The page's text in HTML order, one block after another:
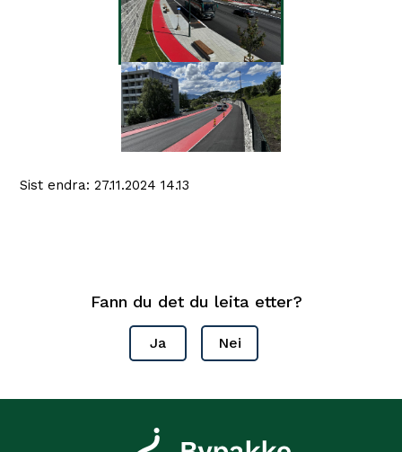
Sist endra 27.11.2024 14.13
Fann du det du leita etter?
Ja Nei